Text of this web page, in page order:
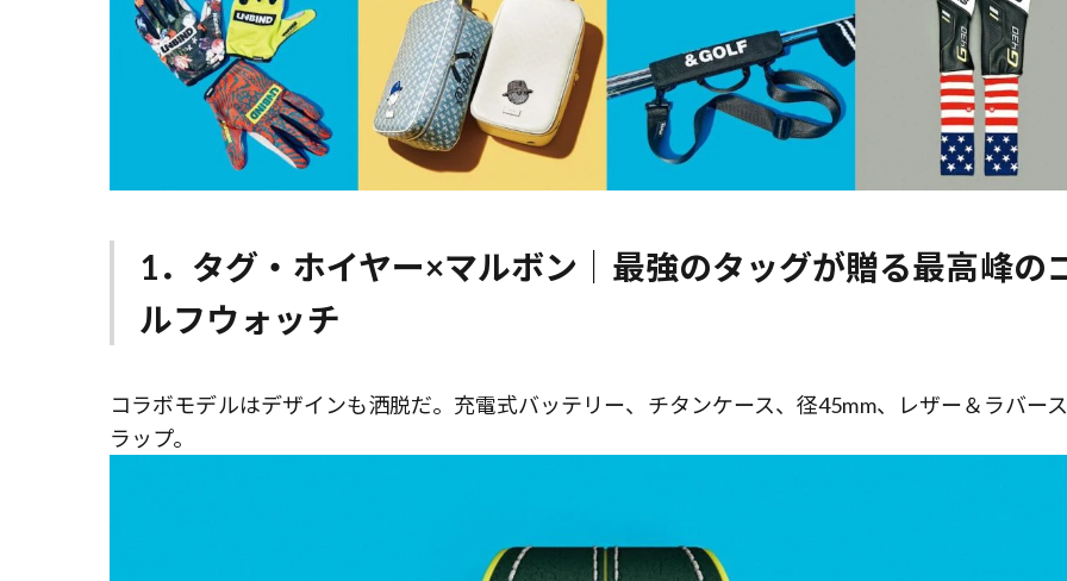
1．タグ・ホイヤー×マルボン｜最強のタッグが贈る最高峰の
ルフウォッチ
コラボモデルはデザインも洒脱だ。充電式バッテリー、チタンケース、径45mm、レザー＆ラバー
ラップ。